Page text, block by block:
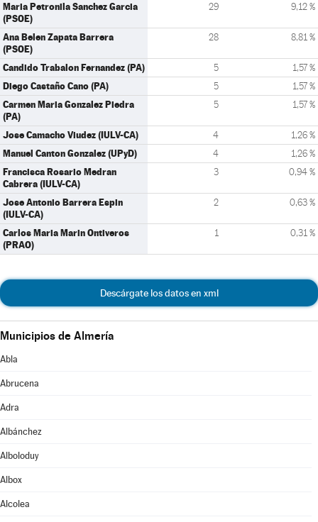
Maria Petronila Sanchez Garcia
(PSOE)
29 9,12 %
Ana Belen Zapata Barrera
(PSOE)
28 8,81 %
Candido Trabalon Fernandez (PA) 5 1,57 %
Diego Castaño Cano (PA) 5 1,57 %
Carmen Maria Gonzalez Piedra
(PA)
5 1,57 %
Jose Camacho Viudez (IULV-CA) 4 1,26 %
Manuel Canton Gonzalez (UPyD) 4 1,26 %
Francisca Rosario Medran
Cabrera (IULV-CA)
3 0,94 %
Jose Antonio Barrera Espin
(IULV-CA)
2 0,63 %
Carlos Maria Marin Ontiveros
(PRAO)
1 0,31 %
Descárgate los datos en xml
Municipios de Almería
Abla
Abrucena
Adra
Albánchez
Alboloduy
Albox
Alcolea